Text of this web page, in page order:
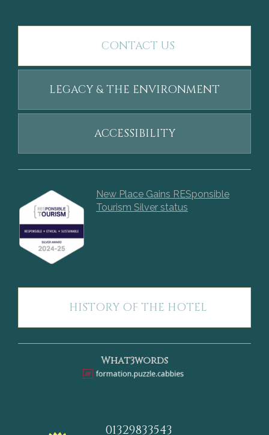
CONTACT US
LEGACY & THE ENVIRONMENT
ACCESSIBILITY
New Place Gains RESponsible
Tourism Silver status
HISTORY OF THE HOTEL
What3words
01329833543